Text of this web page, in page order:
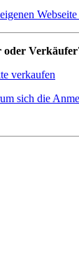
Webseite
oder
verkaufen
sich die